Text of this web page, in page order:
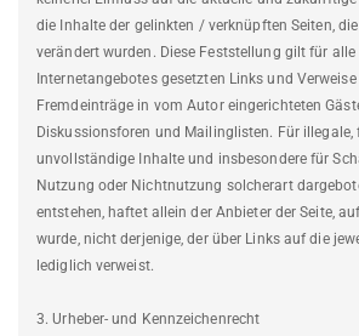
die Inhalte der gelinkten / verknüpften Seiten,
verändert wurden. Diese Feststellung gilt für
Internetangebotes gesetzten Links und
Fremdeinträge in vom Autor eingerichteten
Diskussionsforen und Mailinglisten. Für illegale,
unvollständige Inhalte und insbesondere für
Nutzung oder Nichtnutzung solcherart
entstehen, haftet allein der Anbieter der Seite,
wurde, nicht derjenige, der über Links auf die
lediglich verweist.
3. Urheber- und Kennzeichenrecht